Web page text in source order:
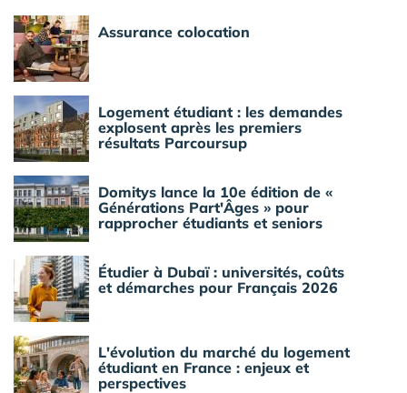
Assurance colocation
Logement étudiant : les demandes
explosent après les premiers
résultats Parcoursup
Domitys lance la 10e édition de «
Générations Part'Âges » pour
rapprocher étudiants et seniors
Étudier à Dubaï : universités, coûts
et démarches pour Français 2026
L'évolution du marché du logement
étudiant en France : enjeux et
perspectives